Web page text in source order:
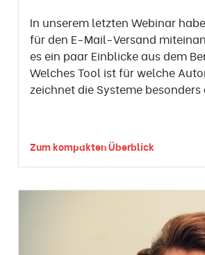
In unserem letzten Webinar
für den E-Mail-Versand
es ein paar Einblicke aus dem
Welches Tool ist für welche
zeichnet die Systeme besonders
Zum kompakten Überblick